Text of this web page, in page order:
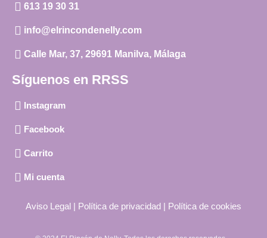
613 19 30 31
info@elrincondenelly.com
Calle Mar, 37, 29691 Manilva, Málaga
Síguenos en RRSS
Instagram
Facebook
Carrito
Mi cuenta
Aviso Legal Política de privacidad Política de cookies